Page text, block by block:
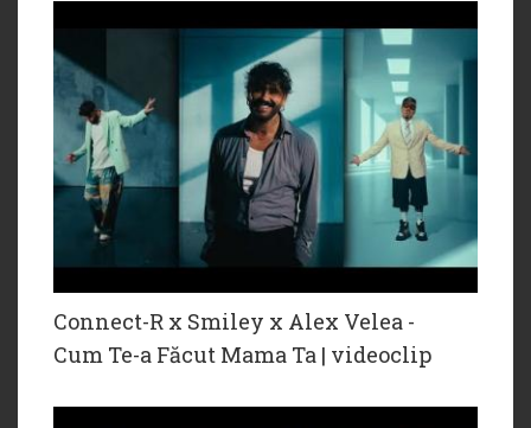
Connect-R x Smiley x Alex Velea -
Cum Te-a Făcut Mama Ta | videoclip